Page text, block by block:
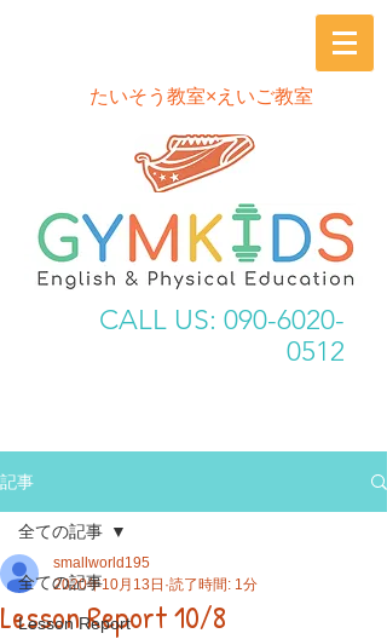
​たいそう教室×えいご教室
CALL US: 090-6020-
0512
記事
全ての記事
Lesson Report
全ての記事
Lesson Report 10/8
smallworld195
2020年10月13日 読了時間: 1分